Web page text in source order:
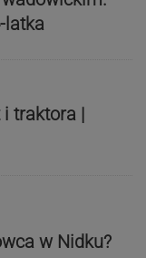
latka
i traktora |
w Nidku?